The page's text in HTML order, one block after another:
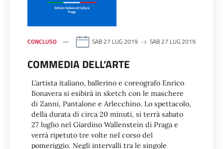
CONCLUSO SAB 27 LUG 2019 SAB 27 LUG 2019
COMMEDIA DELL’ARTE
L’artista italiano, ballerino e coreografo Enrico
Bonavera si esibirà in sketch con le maschere
di Zanni, Pantalone e Arlecchino. Lo spettacolo,
della durata di circa 20 minuti, si terrà sabato
27 luglio nel Giardino Wallenstein di Praga e
verrà ripetuto tre volte nel corso del
pomeriggio. Negli intervalli tra le singole